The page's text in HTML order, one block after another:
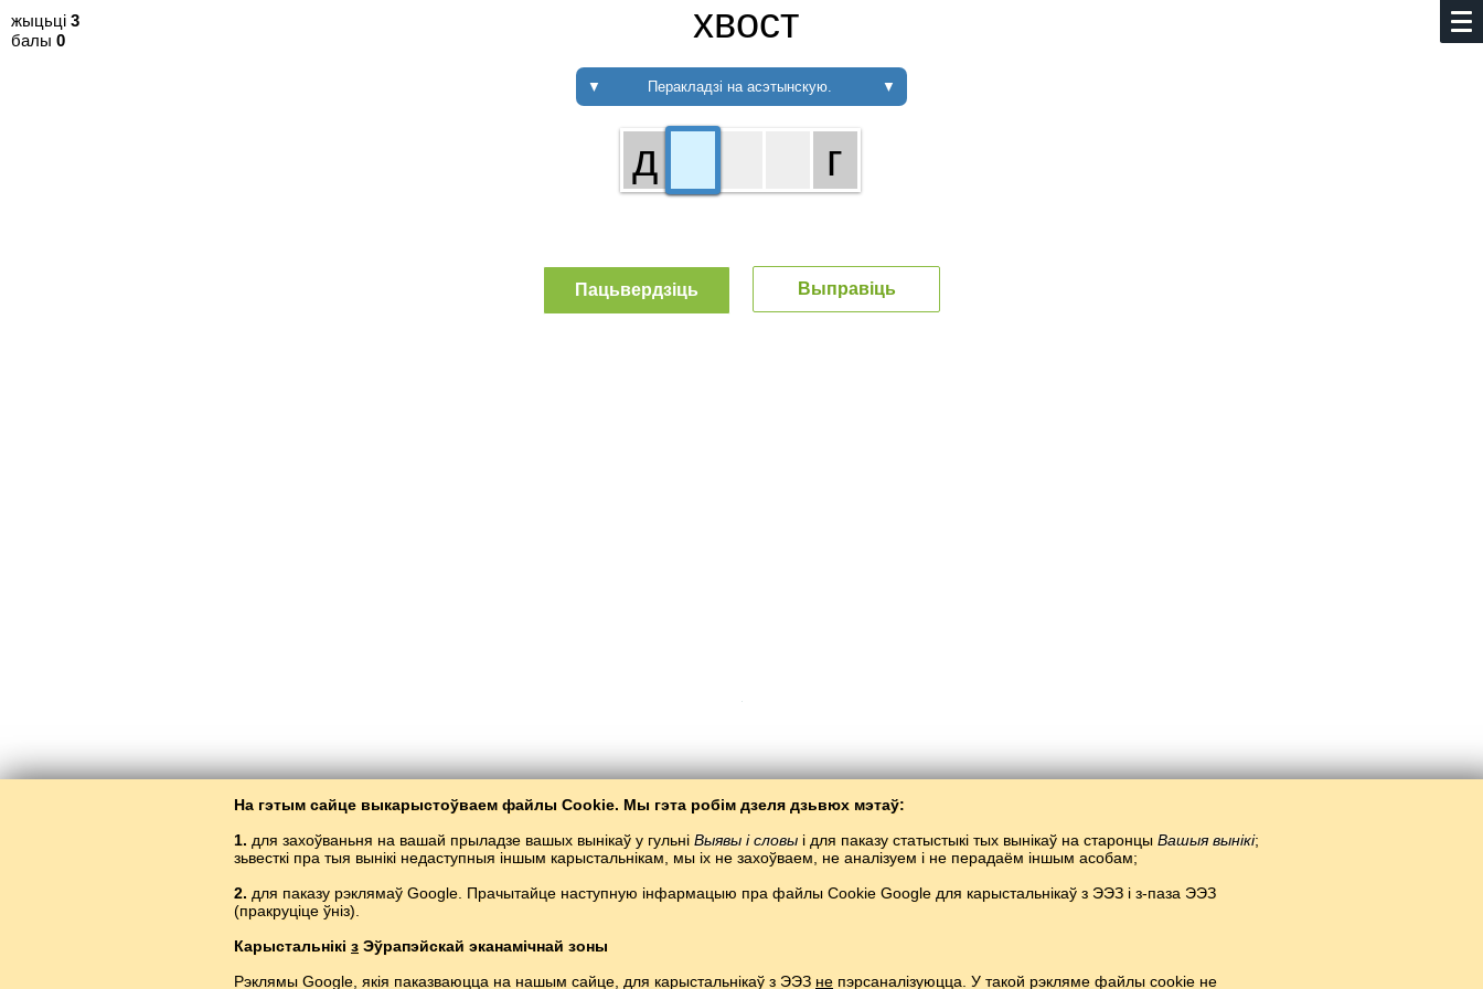
жыцьці 3
балы 0 хвост
▼ Перакладзі на асэтынскую. ▼
На гэтым сайце выкарыстоўваем файлы Cookie. Мы гэта робім дзеля дзьвюх мэтаў:
1. для захоўваньня на вашай прыладзе вашых вынікаў у гульні Выявы і словы і для паказу статыстыкі тых вынікаў на старонцы Вашыя вынікі;
зьвесткі пра тыя вынікі недаступныя іншым карысталь­нікам, мы іх не захоўваем, не аналізуем і не перадаём іншым асобам;
2. для паказу рэклямаў Google. Прачытайце наступную інфармацыю пра файлы Cookie Google для карыстальнікаў з ЭЭЗ і з-паза ЭЭЗ
(пракруціце ўніз).
Карыстальнікі з Эўрапэйскай эканамічнай зоны
Рэклямы Google, якія паказваюцца на нашым сайце, для карыстальнікаў з ЭЭЗ не пэрсаналізуюцца. У такой рэкляме файлы cookie не
Усе правы абаронены.